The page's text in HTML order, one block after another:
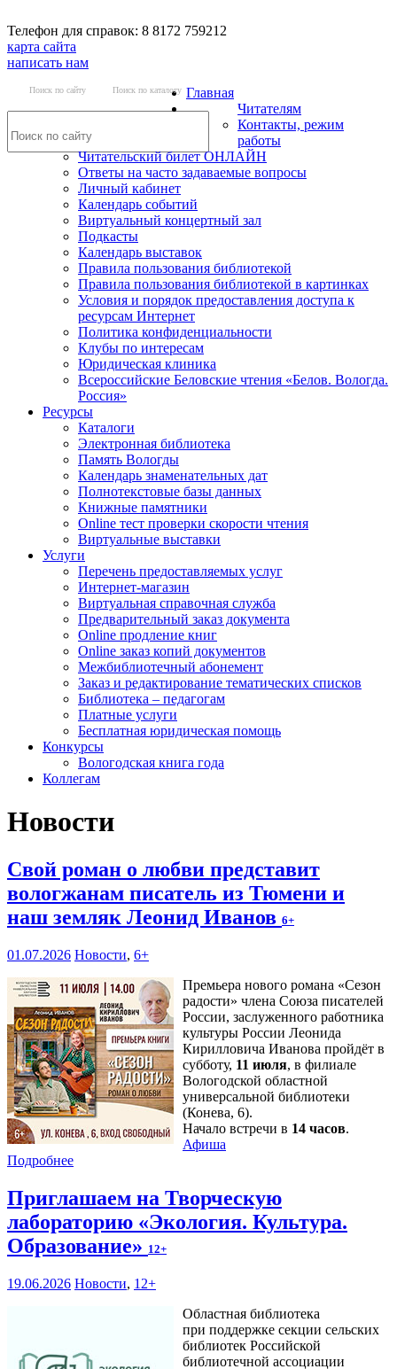
Телефон для справок: 8 8172 759212
карта сайта
написать нам
Поиск по сайту Поиск по каталогу Главная
Читателям
Контакты, режим
работы
Читательский билет ОНЛАЙН
Ответы на часто задаваемые вопросы
Личный кабинет
Календарь событий
Виртуальный концертный зал
Подкасты
Календарь выставок
Правила пользования библиотекой
Правила пользования библиотекой в картинках
Условия и порядок предоставления доступа к
ресурсам Интернет
Политика конфиденциальности
Клубы по интересам
Юридическая клиника
Всероссийские Беловские чтения «Белов. Вологда.
Россия»
Ресурсы
Каталоги
Электронная библиотека
Память Вологды
Календарь знаменательных дат
Полнотекстовые базы данных
Книжные памятники
Online тест проверки скорости чтения
Виртуальные выставки
Услуги
Перечень предоставляемых услуг
Интернет-магазин
Виртуальная справочная служба
Предварительный заказ документа
Online продление книг
Online заказ копий документов
Межбиблиотечный абонемент
Заказ и редактирование тематических списков
Библиотека – педагогам
Платные услуги
Бесплатная юридическая помощь
Конкурсы
Вологодская книга года
Коллегам
Новости
Свой роман о любви представит
вологжанам писатель из Тюмени и
наш земляк Леонид Иванов 6+
01.07.2026 Новости, 6+
Премьера нового романа «Сезон
радости» члена Союза писателей
России, заслуженного работника
культуры России Леонида
Кирилловича Иванова пройдёт в
субботу, 11 июля, в филиале
Вологодской областной
универсальной библиотеки
(Конева, 6).
Начало встречи в 14 часов.
Афиша
Подробнее
Приглашаем на Творческую
лабораторию «Экология. Культура.
Образование» 12+
19.06.2026 Новости, 12+
Областная библиотека
при поддержке секции сельских
библиотек Российской
библиотечной ассоциации